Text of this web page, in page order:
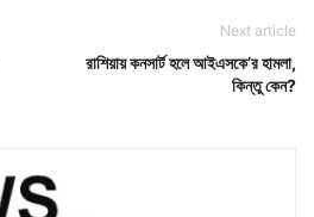
Next article
রাশিয়ায় কনসার্ট হলে আইএসকে’র হামলা,
কিন্তু কেন?